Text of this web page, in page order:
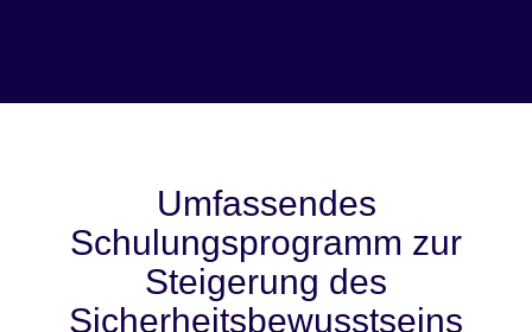
Umfassendes
Schulungsprogramm zur
Steigerung des
Sicherheitsbewusstseins